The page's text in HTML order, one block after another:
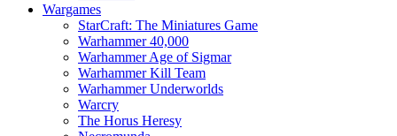
Wargames
StarCraft: The Miniatures Game
Warhammer 40,000
Warhammer Age of Sigmar
Warhammer Kill Team
Warhammer Underworlds
Warcry
The Horus Heresy